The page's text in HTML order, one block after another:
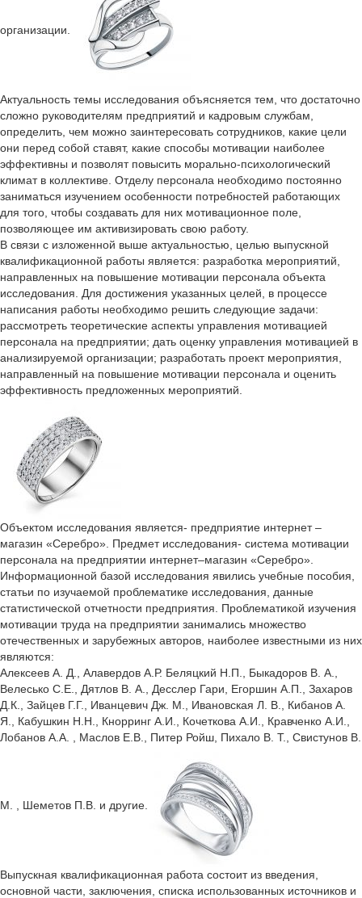
организации.
Актуальность темы исследования объясняется тем, что достаточно
сложно руководителям предприятий и кадровым службам,
определить, чем можно заинтересовать сотрудников, какие цели
они перед собой ставят, какие способы мотивации наиболее
эффективны и позволят повысить морально-психологический
климат в коллективе. Отделу персонала необходимо постоянно
заниматься изучением особенности потребностей работающих
для того, чтобы создавать для них мотивационное поле,
позволяющее им активизировать свою работу.
В связи с изложенной выше актуальностью, целью выпускной
квалификационной работы является: разработка мероприятий,
направленных на повышение мотивации персонала объекта
исследования. Для достижения указанных целей, в процессе
написания работы необходимо решить следующие задачи:
рассмотреть теоретические аспекты управления мотивацией
персонала на предприятии; дать оценку управления мотивацией в
анализируемой организации; разработать проект мероприятия,
направленный на повышение мотивации персонала и оценить
эффективность предложенных мероприятий.
Объектом исследования является- предприятие интернет –
магазин «Серебро». Предмет исследования- система мотивации
персонала на предприятии интернет–магазин «Серебро».
Информационной базой исследования явились учебные пособия,
статьи по изучаемой проблематике исследования, данные
статистической отчетности предприятия. Проблематикой изучения
мотивации труда на предприятии занимались множество
отечественных и зарубежных авторов, наиболее известными из них
являются:
Алексеев А. Д., Алавердов А.Р. Беляцкий Н.П., Быкадоров В. А.,
Велесько С.Е., Дятлов В. А., Десслер Гари, Егоршин А.П., Захаров
Д.К., Зайцев Г.Г., Иванцевич Дж. М., Ивановская Л. В., Кибанов А.
Я., Кабушкин Н.Н., Кнорринг А.И., Кочеткова А.И., Кравченко А.И.,
Лобанов А.А. , Маслов Е.В., Питер Ройш, Пихало В. Т., Свистунов В.
М. , Шеметов П.В. и другие.
Выпускная квалификационная работа состоит из введения,
основной части, заключения, списка использованных источников и